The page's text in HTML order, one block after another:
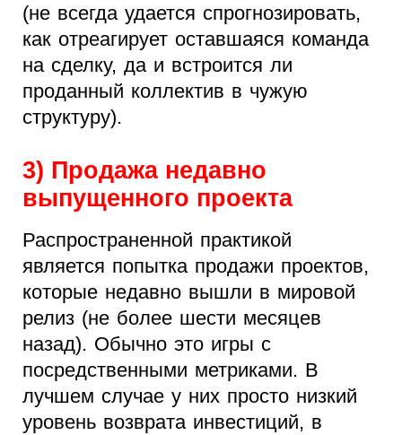
(не всегда удается спрогнозировать,
как отреагирует оставшаяся команда
на сделку, да и встроится ли
проданный коллектив в чужую
структуру).
3) Продажа недавно
выпущенного проекта
Распространенной практикой
является попытка продажи проектов,
которые недавно вышли в мировой
релиз (не более шести месяцев
назад). Обычно это игры с
посредственными метриками. В
лучшем случае у них просто низкий
уровень возврата инвестиций, в